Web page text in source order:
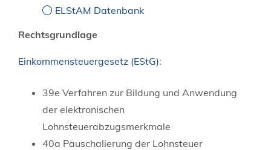
ELStAM Datenbank
Rechtsgrundlage
Einkommensteuergesetz (EStG):
39e Verfahren zur Bildung und Anwendung
der elektronischen
Lohnsteuerabzugsmerkmale
40a Pauschalierung der Lohnsteuer